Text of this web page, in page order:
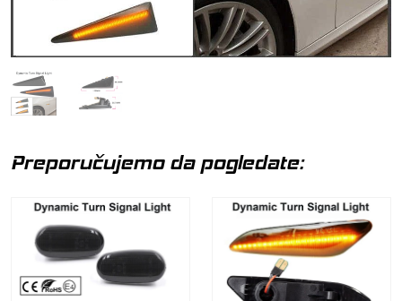
Preporučujemo da pogledate: